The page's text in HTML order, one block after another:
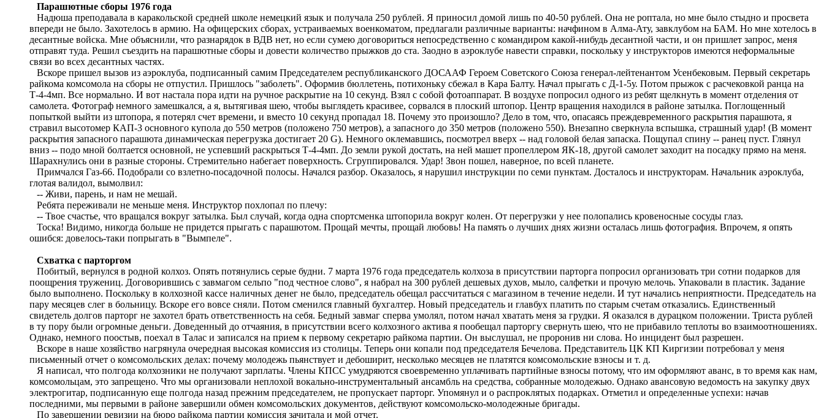
Парашютные сборы 1976 года
Надюша преподавала в каракольской средней школе немецкий язык и получала 250 рублей. Я приносил домой лишь по 40-50 рублей. Она не роптала, но мне было стыдно и просвета
впереди не было. Захотелось в армию. На офицерских сборах, устраиваемых военкоматом, предлагали различные варианты: начфином в Алма-Ату, завклубом на БАМ. Но мне хотелось в
десантные войска. Мне объяснили, что разнарядок в ВДВ нет, но если сумею договориться непосредственно с командиром какой-нибудь десантной части, и он пришлет запрос, меня
отправят туда. Решил съездить на парашютные сборы и довести количество прыжков до ста. Заодно в аэроклубе навести справки, поскольку у инструкторов имеются неформальные
связи во всех десантных частях.
Вскоре пришел вызов из аэроклуба, подписанный самим Председателем республиканского ДОСААФ Героем Советского Союза генерал-лейтенантом Усенбековым. Первый секретарь
райкома комсомола на сборы не отпустил. Пришлось "заболеть". Оформив бюллетень, потихоньку сбежал в Кара Балту. Начал прыгать с Д-1-5у. Потом прыжок с расчековкой ранца на
Т-4-4мп. Все нормально. И вот настала пора идти на ручное раскрытие на 10 секунд. Взял с собой фотоаппарат. В воздухе попросил одного из ребят щелкнуть в момент отделения от
самолета. Фотограф немного замешкался, а я, вытягивая шею, чтобы выглядеть красивее, сорвался в плоский штопор. Центр вращения находился в районе затылка. Поглощенный
попыткой выйти из штопора, я потерял счет времени, и вместо 10 секунд пропадал 18. Почему это произошло? Дело в том, что, опасаясь преждевременного раскрытия парашюта, я
стравил высотомер КАП-3 основного купола до 550 метров (положено 750 метров), а запасного до 350 метров (положено 550). Внезапно сверкнула вспышка, страшный удар! (В момент
раскрытия запасного парашюта динамическая перегрузка достигает 20 G). Немного оклемавшись, посмотрел вверх -- над головой белая запаска. Пощупал спину -- ранец пуст. Глянул
вниз -- подо мной болтается основной, не успевший раскрыться Т-4-4мп. До земли рукой достать, на ней машет пропеллером ЯК-18, другой самолет заходит на посадку прямо на меня.
Шарахнулись они в разные стороны. Стремительно набегает поверхность. Сгруппировался. Удар! Звон пошел, наверное, по всей планете.
Примчался Газ-66. Подобрали со взлетно-посадочной полосы. Начался разбор. Оказалось, я нарушил инструкции по семи пунктам. Досталось и инструкторам. Начальник аэроклуба,
глотая валидол, вымолвил:
-- Живи, парень, и нам не мешай.
Ребята переживали не меньше меня. Инструктор похлопал по плечу:
-- Твое счастье, что вращался вокруг затылка. Был случай, когда одна спортсменка штопорила вокруг колен. От перегрузки у нее полопались кровеносные сосуды глаз.
Тоска! Видимо, никогда больше не придется прыгать с парашютом. Прощай мечты, прощай любовь! На память о лучших днях жизни осталась лишь фотография. Впрочем, я опять
ошибся: довелось-таки попрыгать в "Вымпеле".
Схватка с парторгом
Побитый, вернулся в родной колхоз. Опять потянулись серые будни. 7 марта 1976 года председатель колхоза в присутствии парторга попросил организовать три сотни подарков для
поощрения тружениц. Договорившись с завмагом сельпо "под честное слово", я набрал на 300 рублей дешевых духов, мыло, салфетки и прочую мелочь. Упаковали в пластик. Задание
было выполнено. Поскольку в колхозной кассе наличных денег не было, председатель обещал рассчитаться с магазином в течение недели. И тут начались неприятности. Председатель на
пару месяцев слег в больницу. Вскоре его вовсе сняли. Потом сменился главный бухгалтер. Новый председатель и главбух платить по старым счетам отказались. Единственный
свидетель долгов парторг не захотел брать ответственность на себя. Бедный завмаг сперва умолял, потом начал хватать меня за грудки. Я оказался в дурацком положении. Триста рублей
в ту пору были огромные деньги. Доведенный до отчаяния, в присутствии всего колхозного актива я пообещал парторгу свернуть шею, что не прибавило теплоты во взаимоотношениях.
Однако, немного поостыв, поехал в Талас и записался на прием к первому секретарю райкома партии. Он выслушал, не проронив ни слова. Но инцидент был разрешен.
Вскоре в наше хозяйство нагрянула очередная высокая комиссия из столицы. Теперь они копали под председателя Бечелова. Представитель ЦК КП Киргизии потребовал у меня
письменный отчет о комсомольских делах: почему молодежь пьянствует и дебоширит, несколько месяцев не платятся комсомольские взносы и т. д.
Я написал, что полгода колхозники не получают зарплаты. Члены КПСС умудряются своевременно уплачивать партийные взносы потому, что им оформляют аванс, в то время как нам,
комсомольцам, это запрещено. Что мы организовали неплохой вокально-инструментальный ансамбль на средства, собранные молодежью. Однако авансовую ведомость на закупку двух
электрогитар, подписанную еще полгода назад прежним председателем, не пропускает парторг. Упомянул и о распроклятых подарках. Отметил и определенные успехи: начав
последними, мы первыми в районе завершили обмен комсомольских документов, действуют комсомольско-молодежные бригады.
По завершении ревизии на бюро райкома партии комиссия зачитала и мой отчет.